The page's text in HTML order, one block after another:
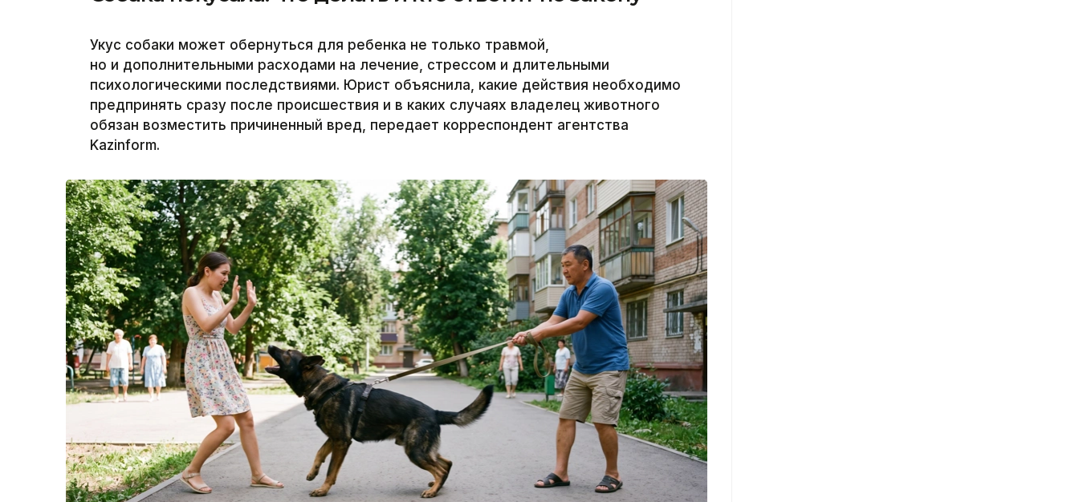
Укус собаки может обернуться для ребенка не только травмой,
но и дополнительными расходами на лечение, стрессом и длительными
психологическими последствиями. Юрист объяснила, какие действия необходимо
предпринять сразу после происшествия и в каких случаях владелец животного
обязан возместить причиненный вред, передает корреспондент агентства
Kazinform.